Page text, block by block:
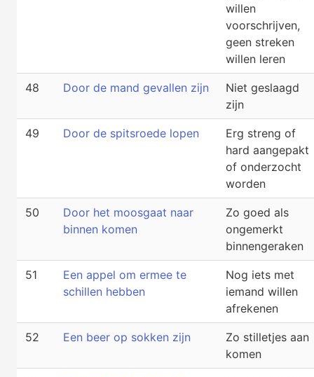
willen
voorschrijven,
geen streken
willen leren
48 Door de mand gevallen zijn
Niet geslaagd
zijn
49 Door de spitsroede lopen
Erg streng of
hard aangepakt
of onderzocht
worden
50
Door het moosgaat naar
binnen komen
Zo goed als
ongemerkt
binnengeraken
51
Een appel om ermee te
schillen hebben
Nog iets met
iemand willen
afrekenen
52 Een beer op sokken zijn
Zo stilletjes aan
komen